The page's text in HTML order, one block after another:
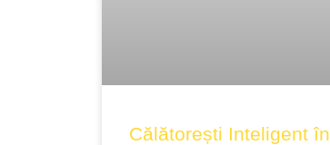
Călătorești Inteligent în